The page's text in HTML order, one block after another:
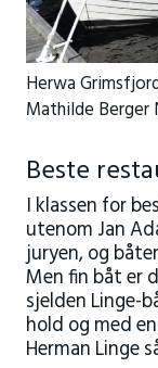
Herwa
Mathilde Berger
Beste
I klassen for
utenom Jan
juryen, og
Men fin båt er
sjelden Linge-
hold og med
Herman Linge